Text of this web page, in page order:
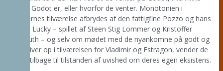
hvem Godot er, eller hvorfor de venter. Monotonien i
vennernes tilværelse afbrydes af den fattigfine Pozzo og hans
tjener Lucky – spillet af Steen Stig Lommer og Kristoffer
Helmuth – og selv om mødet med de nyankomne på godt og
ondt liver op i tilværelsen for Vladimir og Estragon, vender de
snart tilbage til tilstanden af uvished om deres egen eksistens.